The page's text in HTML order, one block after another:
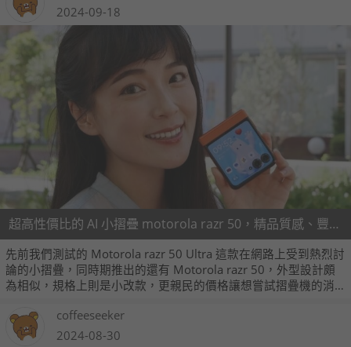
2024-09-18
超高性價比的 AI 小摺疊 motorola razr 50，精品質感、豐富應用、親民價格
先前我們測試的 Motorola razr 50 Ultra 這款在網路上受到熱烈討
論的小摺疊，同時期推出的還有 Motorola razr 50，外型設計頗
為相似，規格上則是小改款，更親民的價格讓想嘗試摺疊機的消
coffeeseeker
2024-08-30